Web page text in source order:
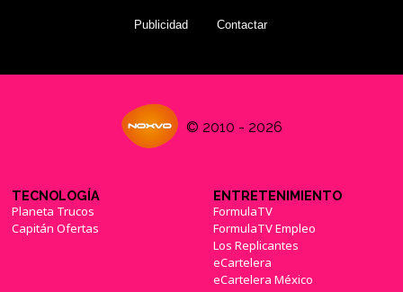
Publicidad Contactar
© 2010 - 2026
TECNOLOGÍA
Planeta Trucos
Capitán Ofertas
ENTRETENIMIENTO
FormulaTV
FormulaTV Empleo
Los Replicantes
eCartelera
eCartelera México